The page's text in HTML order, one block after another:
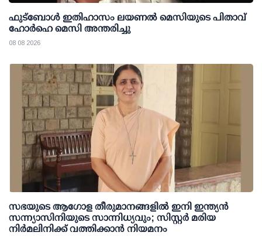
ഫുട്ബോൾ ഇതിഹാസം ലയണൽ മെസിയുടെ പിതാവ്
ഹോർഹെ മെസി അന്തരിച്ചു
08 08 2026
സഭയുടെ ആഗോള തീരുമാനങ്ങളിൽ ഇനി ഇന്ത്യൻ
സന്ന്യാസിനിയുടെ സാന്നിധ്യവും; സിസ്റ്റർ മരിയ
നിർമലിനിക്ക് വത്തിക്കാൻ നിയമനം